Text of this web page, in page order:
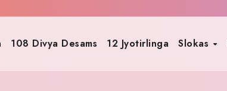
108 Divya Desams 12 Jyotirlinga Slokas